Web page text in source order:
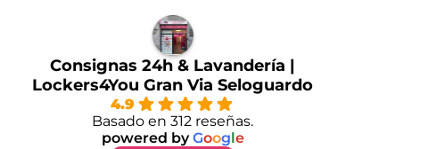
Consignas 24h & Lavandería |
Lockers4You Gran Via Seloguardo
4.9
Basado en 312 reseñas.
powered byGoogle